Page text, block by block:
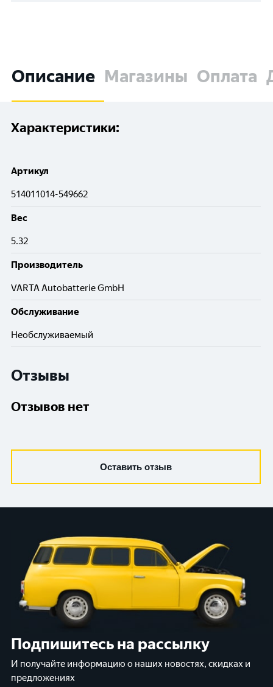
Описание Магазины Оплата
Характеристики:
Артикул
514011014-549662
Вес
5.32
Производитель
VARTA Autobatterie GmbH
Обслуживание
Необслуживаемый
Отзывы
Отзывов нет
Оставить отзыв
Подпишитесь на рассылку
И получайте информацию о наших новостях, скидках и
предложениях